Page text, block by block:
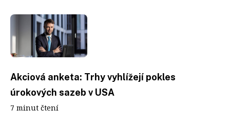
Akciová anketa: Trhy vyhlížejí pokles
úrokových sazeb v USA
7 minut čtení